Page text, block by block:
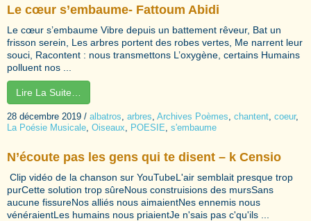
Le cœur s’embaume- Fattoum Abidi
Le cœur s’embaume Vibre depuis un battement rêveur, Bat un
frisson serein, Les arbres portent des robes vertes, Me narrent leur
souci, Racontent : nous transmettons L’oxygène, certains Humains
polluent nos ...
Lire La Suite…
28 décembre 2019 / albatros arbres Archives Poèmes chantent coeur,
La Poésie Musicale Oiseaux POESIE s'embaume
N’écoute pas les gens qui te disent – k Censio
Clip vidéo de la chanson sur YouTubeL'air semblait presque trop
purCette solution trop sûreNous construisions des mursSans
aucune fissureNos alliés nous aimaientNes ennemis nous
vénéraientLes humains nous priaientJe n'sais pas c'qu'ils ...